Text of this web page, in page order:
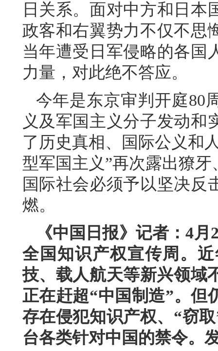
日关系。面对中方和日本
政客和右翼势力不仅不思
当年遭受日军侵略的各国
力量，对此绝不答应。
今年是东京审判开庭80
义及军国主义分子发动和
了历史真相、国际公义和
型军国主义”再次露出獠
国际社会必须予以坚决反
燃。
《中国日报》记者：4
全国知识产权宣传周。
技、载人航天等新兴领域
正在赶超“中国制造”。但
存在侵犯知识产权、“窃
台各类针对中国的禁令。